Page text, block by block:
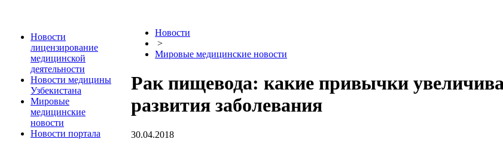
Новости
лицензирование
медицинской
деятельности
Новости медицины
Узбекистана
Мировые
медицинские
новости
Новости портала
Новости
>
Мировые медицинские новости
Рак пищевода: какие привычки
развития заболевания
30.04.2018